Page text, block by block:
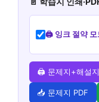
🖨️ 잉크 절약 모
🖨️ 문제지+해설
📥 문제지 PDF